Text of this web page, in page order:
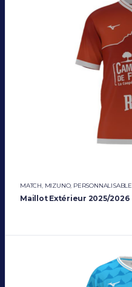
MATCH, MIZUNO, PERSONNALISABLE
Maillot Extérieur 2025/2026